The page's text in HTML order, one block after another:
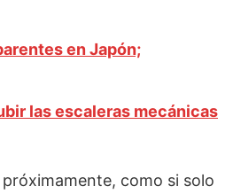
en Japón;
las escaleras mecánicas
como si solo